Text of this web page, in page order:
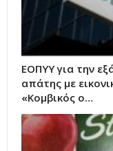
ΕΟΠΥΥ για την
απάτης με
«Κομβικός ο…